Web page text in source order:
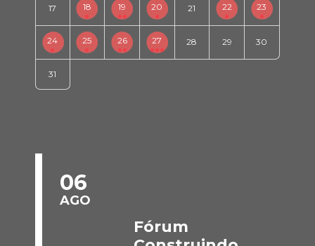
17 18 19 20 21 22 23
24 25 26 27 28 29 30
31
06
AGO
Fórum